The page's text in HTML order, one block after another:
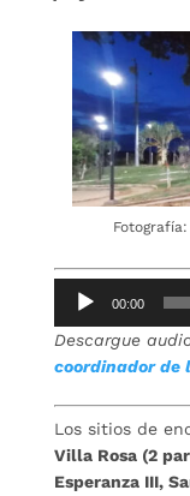
Reproductor
audio
00:00
Descargue
coordinador de
Los sitios de
Villa Rosa (2
Esperanza III,